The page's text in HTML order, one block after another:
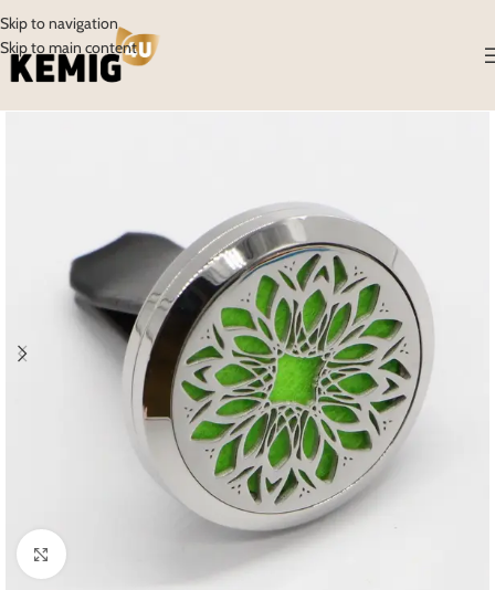
Skip to navigation
Skip to main content
Click to enlarge